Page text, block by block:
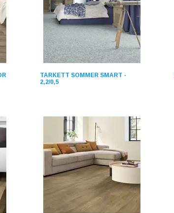
TARKETT SOMMER SMART -
2,2/0,5